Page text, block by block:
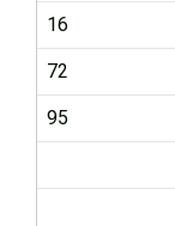
16
72
95